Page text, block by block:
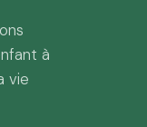
à
vie